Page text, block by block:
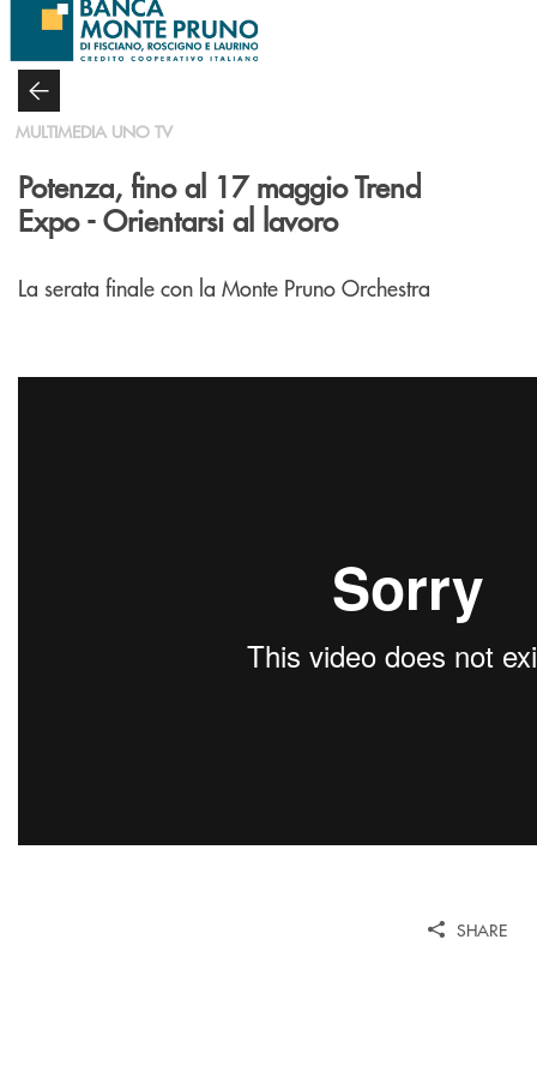
Salta al contenuto principale
MULTIMEDIA UNO TV
Potenza, fino al 17 maggio Trend
Expo - Orientarsi al lavoro
La serata finale con la Monte Pruno Orchestra
SHARE